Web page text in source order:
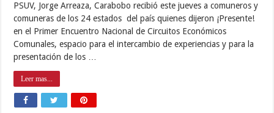
PSUV, Jorge Arreaza, Carabobo recibió este jueves a comuneros y
comuneras de los 24 estados del país quienes dijeron ¡Presente!
en el Primer Encuentro Nacional de Circuitos Económicos
Comunales, espacio para el intercambio de experiencias y para la
presentación de los …
Leer mas...